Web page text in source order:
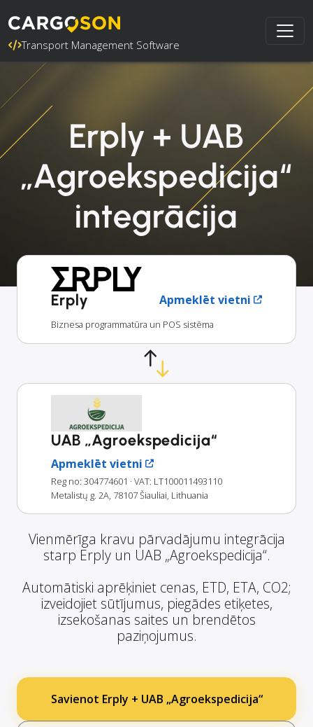
Transport Management Software
Erply + UAB
„Agroekspedicija“
integrācija
Erply Apmeklēt vietni
Biznesa programmatūra un POS sistēma
UAB „Agroekspedicija“
Apmeklēt vietni
Reg no: 304774601 · VAT: LT100011493110
Metalistų g. 2A, 78107 Šiauliai, Lithuania
Vienmērīga kravu pārvadājumu integrācija
starp Erply un UAB „Agroekspedicija“.
Automātiski aprēķiniet cenas, ETD, ETA, CO2;
izveidojiet sūtījumus, piegādes etiķetes,
izsekošanas saites un brendētos
paziņojumus.
Savienot Erply + UAB „Agroekspedicija“